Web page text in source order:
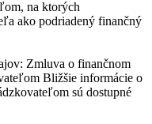
na ktorých
ako podriadený finančný
Zmluva o finančnom
Bližšie informácie o
sú dostupné